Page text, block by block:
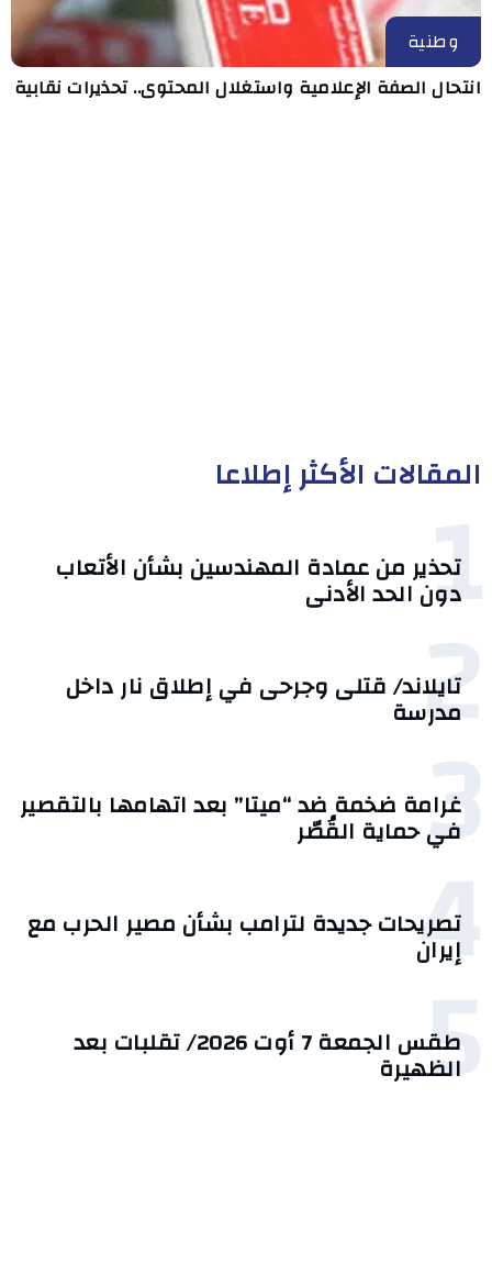
وطنية
انتحال الصفة الإعلامية واستغلال المحتوى.. تحذيرات نقابية
المقالات الأكثر إطلاعا
1
تحذير من عمادة المهندسين بشأن الأتعاب
دون الحد الأدنى
2
تايلاند/ قتلى وجرحى في إطلاق نار داخل
مدرسة
3
غرامة ضخمة ضد “ميتا” بعد اتهامها بالتقصير
في حماية القُصّر
4
تصريحات جديدة لترامب بشأن مصير الحرب مع
إيران
5 طقس الجمعة 7 أوت 2026/ تقلبات بعد
الظهيرة